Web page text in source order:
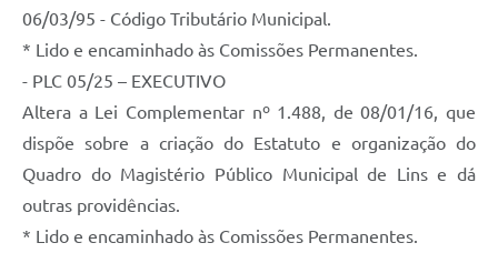
Telefones Úteis
Transparência
Notícias
Contato
06/03/95 - Código Tributário Municipal.
* Lido e encaminhado às Comissões Permanentes.
- PLC 05/25 – EXECUTIVO
Altera a Lei Complementar nº 1.488, de 08/01/16, que
dispõe sobre a criação do Estatuto e organização do
Quadro do Magistério Público Municipal de Lins e dá
outras providências.
* Lido e encaminhado às Comissões Permanentes.